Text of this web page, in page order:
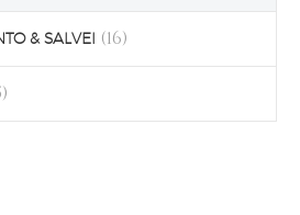
& SALVEI (16)